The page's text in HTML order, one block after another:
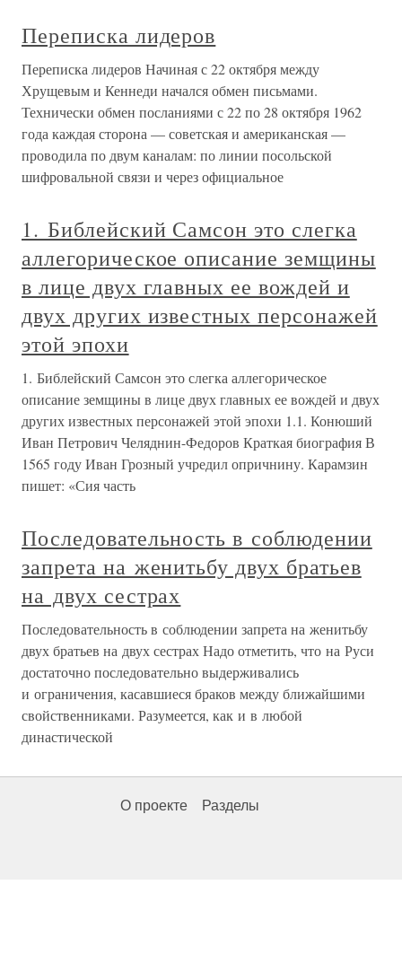
Переписка лидеров
Переписка лидеров Начиная с 22 октября между
Хрущевым и Кеннеди начался обмен письмами.
Технически обмен посланиями с 22 по 28 октября 1962
года каждая сторона — советская и американская —
проводила по двум каналам: по линии посольской
шифровальной связи и через официальное
1. Библейский Самсон это слегка
аллегорическое описание земщины
в лице двух главных ее вождей и
двух других известных персонажей
этой эпохи
1. Библейский Самсон это слегка аллегорическое
описание земщины в лице двух главных ее вождей и двух
других известных персонажей этой эпохи 1.1. Конюший
Иван Петрович Челяднин-Федоров Краткая биография В
1565 году Иван Грозный учредил опричнину. Карамзин
пишет: «Сия часть
Последовательность в соблюдении
запрета на женитьбу двух братьев
на двух сестрах
Последовательность в соблюдении запрета на женитьбу
двух братьев на двух сестрах Надо отметить, что на Руси
достаточно последовательно выдерживались
и ограничения, касавшиеся браков между ближайшими
свойственниками. Разумеется, как и в любой
династической
О проекте Разделы